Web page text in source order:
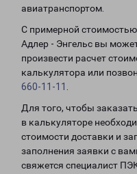
авиатранспортом.
С примерной
Адлер - Энгельс вы
произвести расчет
калькулятора или
660-11-11
Для того, чтобы
в калькуляторе
стоимости доставки и
заполнения заявки с
свяжется специалист